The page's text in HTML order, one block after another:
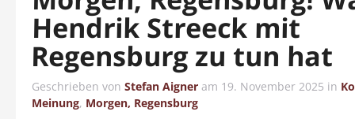
Hendrik Streeck mit
Regensburg zu tun hat
Geschrieben von Stefan Aigner am 19. November 2025 in
Meinung, Morgen, Regensburg